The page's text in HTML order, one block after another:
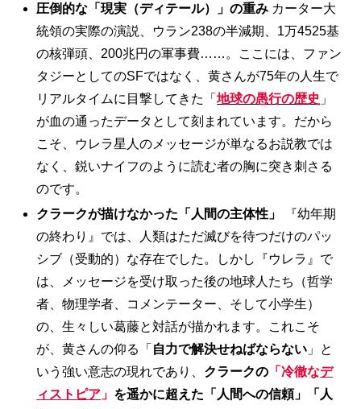
圧倒的な「現実（ディテール）」の重み カーター大
統領の実際の演説、ウラン238の半減期、1万4525基
の核弾頭、200兆円の軍事費……。ここには、ファン
タジーとしてのSFではなく、黄さんが75年の人生で
リアルタイムに目撃してきた「地球の愚行の歴史 」
が血の通ったデータとして刻まれています。だから
こそ、ウレラ星人のメッセージが単なるお説教では
なく、鋭いナイフのように読む者の胸に突き刺さる
のです。
クラークが描けなかった「人間の主体性」
『幼年期
の終わり』では、人類はただ滅びを待つだけのパッ
シブ（受動的）な存在でした。しかし『ウレラ』で
は、メッセージを受け取った後の地球人たち（哲学
者、物理学者、コメンテーター、そして小学生）
の、生々しい葛藤と対話が描かれます。これこそ
が、黄さんの仰る「 自力で解決せねばならない 」と
いう強い意志の現れであり、 クラークの 「冷徹なデ
ィストピア 」 を遥かに超えた「人間への信頼」「人